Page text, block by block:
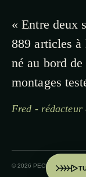
« Entre deux
889 articles
né au bord
montages
Fred - rédacteur
© 2026 PECHE A LA